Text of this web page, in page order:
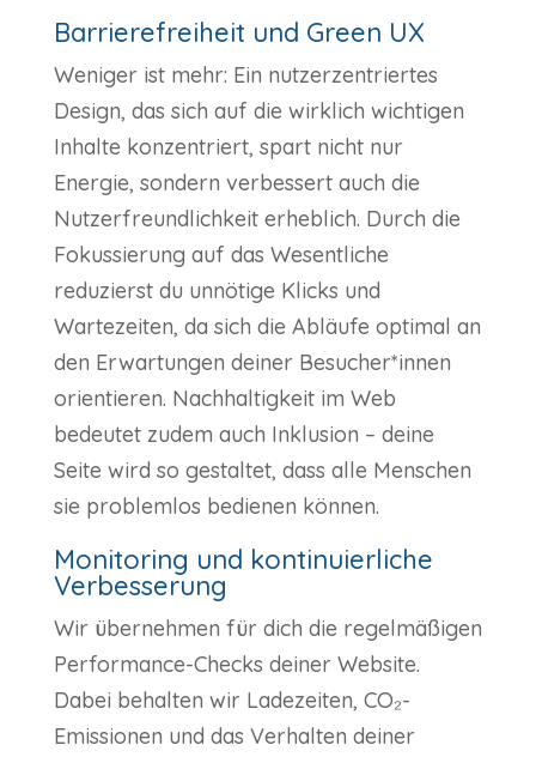
Barrierefreiheit und Green UX
Weniger ist mehr: Ein nutzerzentriertes
Design, das sich auf die wirklich wichtigen
Inhalte konzentriert, spart nicht nur
Energie, sondern verbessert auch die
Nutzerfreundlichkeit erheblich. Durch die
Fokussierung auf das Wesentliche
reduzierst du unnötige Klicks und
Wartezeiten, da sich die Abläufe optimal an
den Erwartungen deiner Besucher*innen
orientieren. Nachhaltigkeit im Web
bedeutet zudem auch Inklusion – deine
Seite wird so gestaltet, dass alle Menschen
sie problemlos bedienen können.
Monitoring und kontinuierliche
Verbesserung
Wir übernehmen für dich die regelmäßigen
Performance-Checks deiner Website.
Dabei behalten wir Ladezeiten, CO₂-
Emissionen und das Verhalten deiner